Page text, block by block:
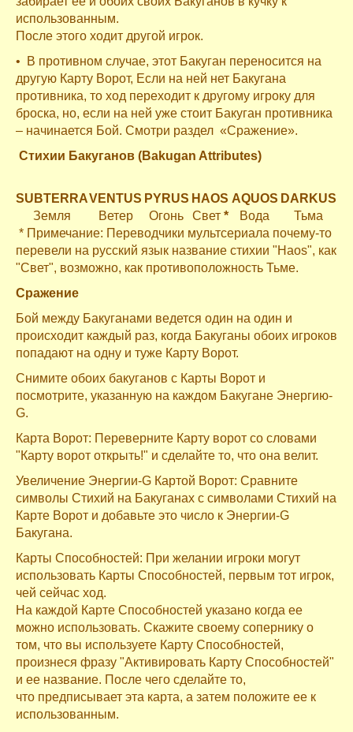
использованным.
После этого ходит другой игрок.
• В противном случае, этот Бакуган переносится на
другую Карту Ворот, Если на ней нет Бакугана
противника, то ход переходит к другому игроку для
броска, но, если на ней уже стоит Бакуган противника
– начинается Бой. Смотри раздел «Сражение».
Стихии Бакуганов (Bakugan Attributes)
SUBTERRAVENTUS PYRUS HAOS AQUOS DARKUS
Земля
Ветер Огонь Свет * Вода
Тьма
* Примечание: Переводчики мультсериала почему-то
перевели на русский язык название стихии "Haos", как
"Свет", возможно, как противоположность Тьме.
Сражение
Бой между Бакуганами ведется один на один и
происходит каждый раз, когда Бакуганы обоих игроков
попадают на одну и туже Карту Ворот.
Снимите обоих бакуганов с Карты Ворот и
посмотрите, указанную на каждом Бакугане Энергию-
G.
Карта Ворот: Переверните Карту ворот со словами
"Карту ворот открыть!" и сделайте то, что она велит.
Увеличение Энергии-G Картой Ворот: Сравните
символы Стихий на Бакуганах с символами Стихий на
Карте Ворот и добавьте это число к Энергии-G
Бакугана.
Карты Способностей: При желании игроки могут
использовать Карты Способностей, первым тот игрок,
чей сейчас ход.
На каждой Карте Способностей указано когда ее
можно использовать. Скажите своему сопернику о
том, что вы используете Карту Способностей,
произнеся фразу "Активировать Карту Способностей"
и ее название. После чего сделайте то,
что предписывает эта карта, а затем положите ее к
использованным.